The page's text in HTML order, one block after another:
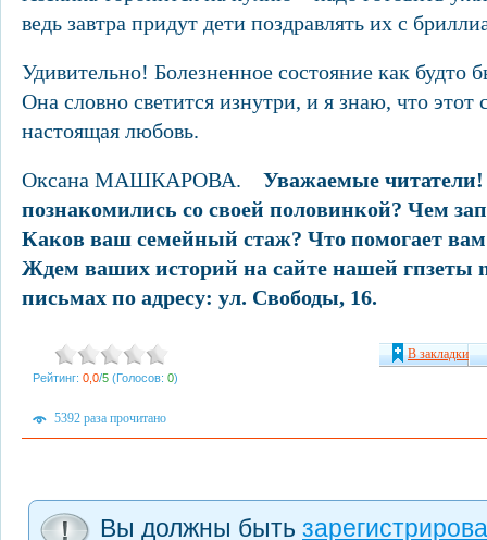
ведь завтра придут дети поздравлять их с
Удивительно! Болезненное состояние как будто
Она словно светится изнутри, и я знаю, что этот
настоящая любовь.
Оксана МАШКАРОВА. Уважаемые
познакомились со своей половинкой? Чем
Каков ваш семейный стаж? Что помогает
Ждем ваших историй на сайте нашей гпзеты
письмах по адресу: ул. Свободы, 16.
Рейтинг: 0,0/5 (Голосов: 0)
В закладки
5392 раза прочитано
Вы должны быть